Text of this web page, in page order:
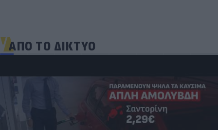
ΑΠΟ ΤΟ ΔΙΚΤΥΟ